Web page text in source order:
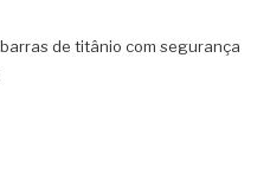
de titânio com segurança